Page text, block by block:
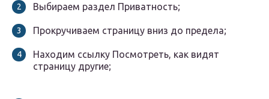
Выбираем раздел Приватность;
Прокручиваем страницу вниз до предела;
Находим ссылку Посмотреть, как видят
страницу другие;